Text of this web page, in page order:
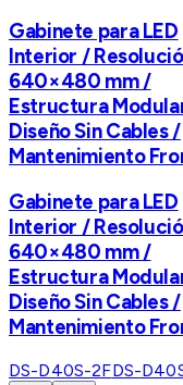
Gabinete para LED
Interior /
640×480 mm /
Estructura
Diseño Sin Cables /
Mantenimiento
Gabinete para LED
Interior /
640×480 mm /
Estructura
Diseño Sin Cables /
Mantenimiento
DS-D40S-2FDS-